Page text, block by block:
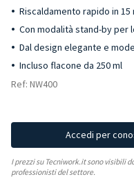
Riscaldamento rapido in 15
Con modalità stand-by per
Dal design elegante e
Incluso flacone da 250 ml
Ref: NW400
Accedi per
I prezzi su Tecniwork.it sono visibili
professionisti del settore.